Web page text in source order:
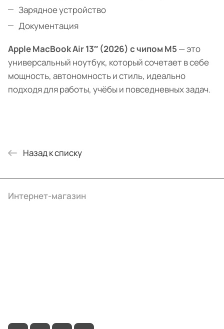
Зарядное устройство
Документация
Apple MacBook Air 13″ (2026) с чипом M5 — это
универсальный ноутбук, который сочетает в себе
мощность, автономность и стиль, идеально
подходя для работы, учёбы и повседневных задач.
Назад к списку
Интернет-магазин